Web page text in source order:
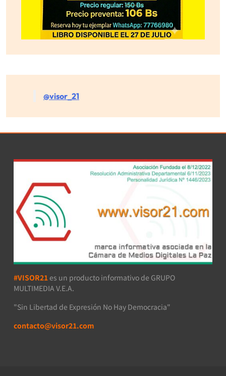
@visor_21
#VISOR21 es un producto informativo de GRUPO
MULTIMEDIA V.E.A.
"Sin Libertad de Expresión No Hay Democracia"
contacto@visor21.com